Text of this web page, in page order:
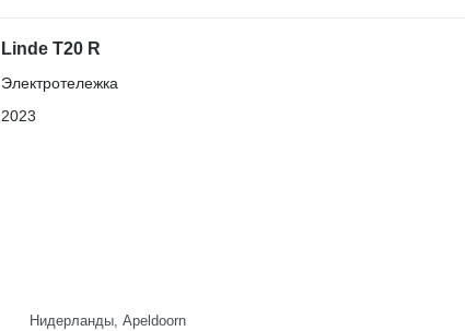
Linde T20 R
Электротележка
2023
Нидерланды, Apeldoorn